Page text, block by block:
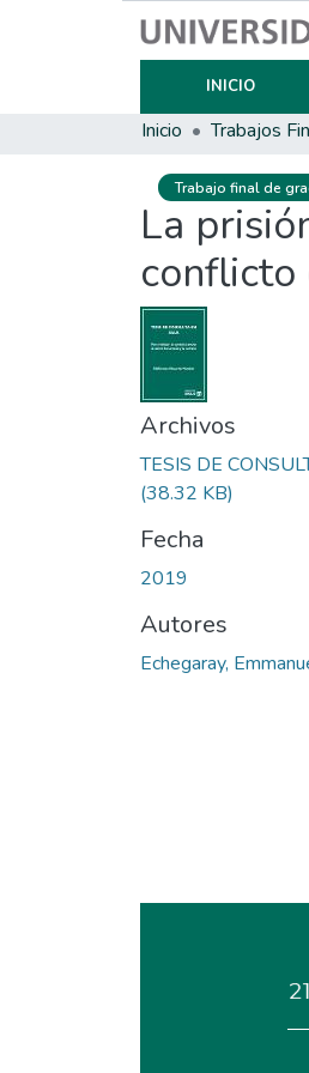
INICIO
Inicio
Trabajo final de
La
conflicto
Archivos
TESIS DE
(38.32 KB)
Fecha
2019
Autores
Echegaray,